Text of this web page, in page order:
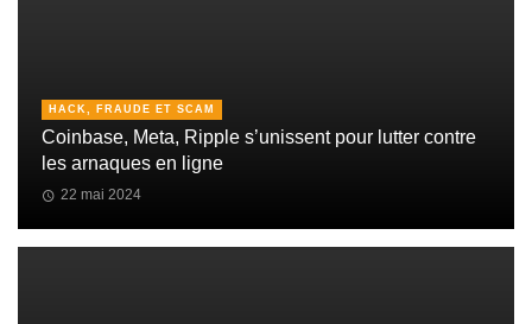
HACK, FRAUDE ET SCAM
Coinbase, Meta, Ripple s’unissent pour lutter contre
les arnaques en ligne
22 mai 2024